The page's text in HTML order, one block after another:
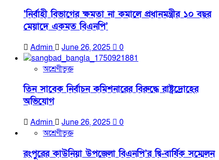
‘নির্বাহী বিভাগের ক্ষমতা না কমালে প্রধানমন্ত্রীর ১০ বছর
মেয়াদে একমত বিএনপি’
Admin June 26, 2025
0
অশ্রেণীভুক্ত
তিন সাবেক নির্বাচন কমিশনারের বিরুদ্ধে রাষ্ট্রদ্রোহের
অভিযোগ
Admin June 26, 2025
0
অশ্রেণীভুক্ত
রংপুরের কাউনিয়া উপজেলা বিএনপি’র দ্বি-বার্ষিক সম্মেলন